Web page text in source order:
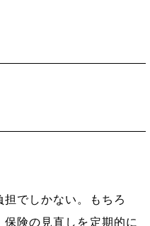
でしかない。もちろ
険の見直しを定期的に